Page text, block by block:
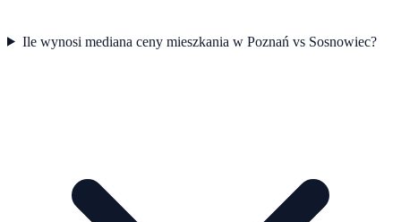
Ile wynosi mediana ceny mieszkania w Poznań vs Sosnowiec?